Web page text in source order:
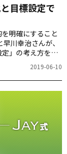
目標設定で
明確にすること
川幸治さんが、
」の考え方を解
2019-06-10